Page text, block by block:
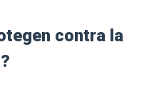
contra la